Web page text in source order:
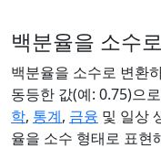
백분율을 소수
백분율을 소수로 변환
동등한 값(예: 0.75)으
학, 통계, 금융 및 일상
율을 소수 형태로 표현